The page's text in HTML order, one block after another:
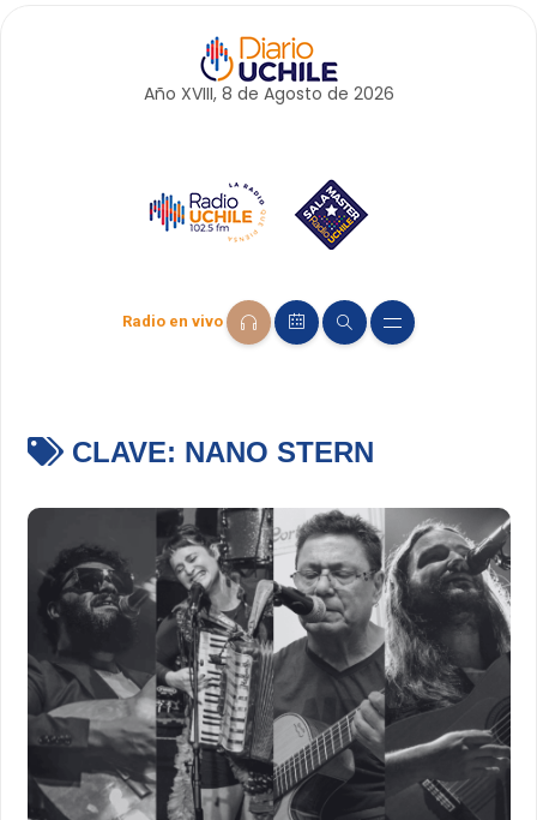
Año XVIII, 8 de Agosto de 2026
Radio en vivo
CLAVE: NANO STERN